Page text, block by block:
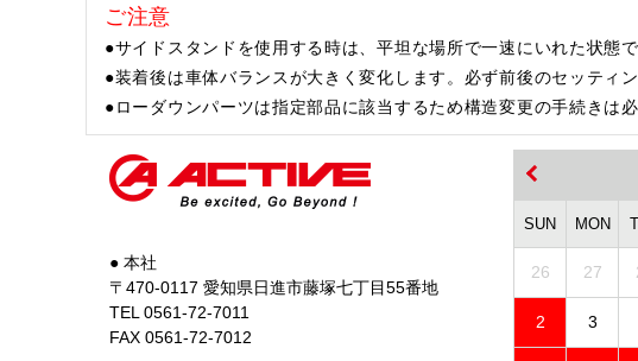
ご注意
●サイドスタンドを使用する時は、平坦な場所で一速にいれた状態
●装着後は車体バランスが大きく変化します。必ず前後のセッティ
●ローダウンパーツは指定部品に該当するため構造変更の手続きは必
● 本社
〒470-0117 愛知県日進市藤塚七丁目55番地
TEL 0561-72-7011
FAX 0561-72-7012
SUN MON
26 27
2 3